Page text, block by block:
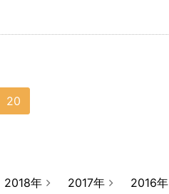
20
2018年 2017年 2016年